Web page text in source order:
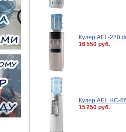
Кулер AEL-280
16 550 руб.
Кулер AEL HC-
15 250 руб.